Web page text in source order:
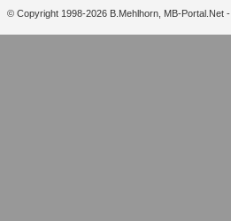
© Copyright 1998-2026 B.Mehlhorn, MB-Portal.Net -